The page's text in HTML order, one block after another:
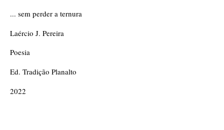
... sem perder a ternura
Laércio J. Pereira
Poesia
Ed. Tradição Planalto
2022